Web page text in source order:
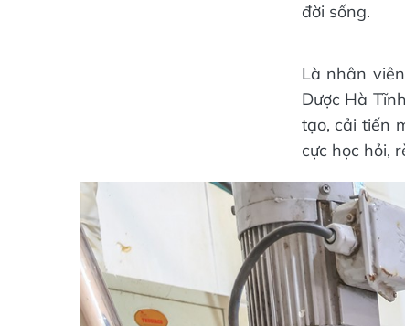
đời sống.
Là nhân
Dược Hà
tạo, cải tiến
cực học hỏi,